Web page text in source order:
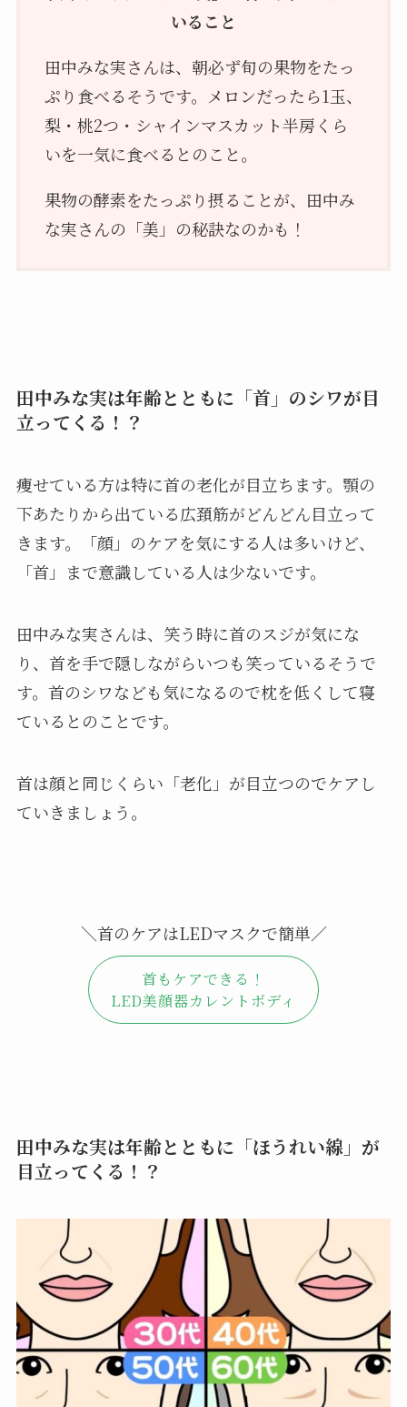
いること
田中みな実さんは、朝必ず旬の果物をたっ
ぷり食べるそうです。メロンだったら1玉、
梨・桃2つ・シャインマスカット半房くら
いを一気に食べるとのこと。
果物の酵素をたっぷり摂ることが、田中み
な実さんの「美」の秘訣なのかも！
田中みな実は年齢とともに「首」のシワが目
立ってくる！？
痩せている方は特に首の老化が目立ちます。顎の
下あたりから出ている広頚筋がどんどん目立って
きます。「顔」のケアを気にする人は多いけど、
「首」まで意識している人は少ないです。
田中みな実さんは、笑う時に首のスジが気にな
り、首を手で隠しながらいつも笑っているそうで
す。首のシワなども気になるので枕を低くして寝
ているとのことです。
首は顔と同じくらい「老化」が目立つのでケアし
ていきましょう。
＼首のケアはLEDマスクで簡単／
首もケアできる！
LED美顔器カレントボディ
田中みな実は年齢とともに「ほうれい線」が
目立ってくる！？